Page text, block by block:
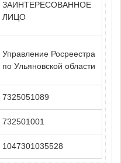
ЗАИНТЕРЕСОВАННОЕ
ЛИЦО
Управление Росреестра
по Ульяновской области
7325051089
732501001
1047301035528